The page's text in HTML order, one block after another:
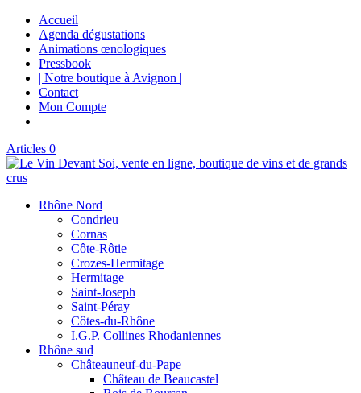
Accueil
Agenda dégustations
Animations œnologiques
Pressbook
| Notre boutique à Avignon |
Contact
Mon Compte
Articles 0
Rhône Nord
Condrieu
Cornas
Côte-Rôtie
Crozes-Hermitage
Hermitage
Saint-Joseph
Saint-Péray
Côtes-du-Rhône
I.G.P. Collines Rhodaniennes
Rhône sud
Châteauneuf-du-Pape
Château de Beaucastel